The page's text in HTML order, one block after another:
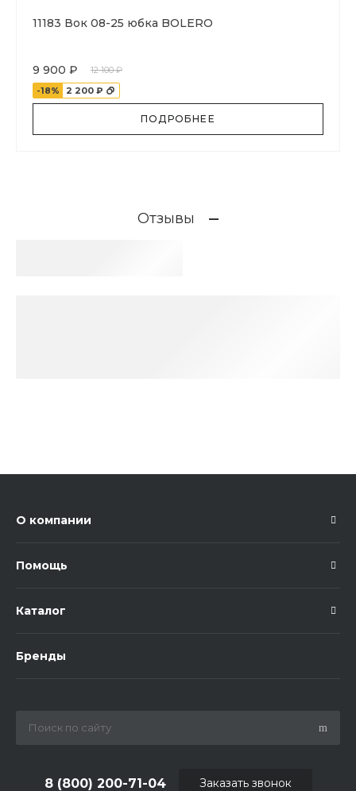
11183 Вок 08-25 юбка BOLERO
9 900 ₽
12 100 ₽
-18%
2 200 ₽
ПОДРОБНЕЕ
Отзывы
О компании
Помощь
Каталог
Бренды
8 (800) 200-71-04 Заказать звонок